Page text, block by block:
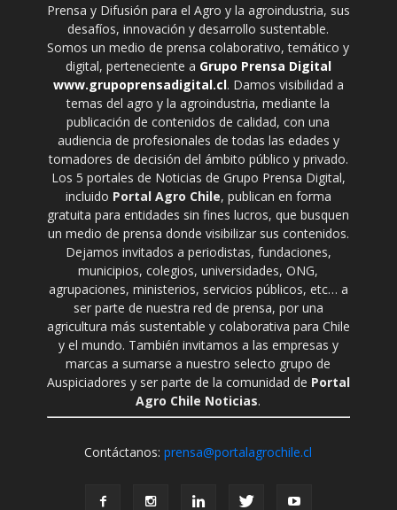
Prensa y Difusión para el Agro y la agroindustria, sus
desafíos, innovación y desarrollo sustentable.
Somos un medio de prensa colaborativo, temático y
digital, perteneciente a Grupo Prensa Digital
www.grupoprensadigital.cl. Damos visibilidad a
temas del agro y la agroindustria, mediante la
publicación de contenidos de calidad, con una
audiencia de profesionales de todas las edades y
tomadores de decisión del ámbito público y privado.
Los 5 portales de Noticias de Grupo Prensa Digital,
incluido Portal Agro Chile, publican en forma
gratuita para entidades sin fines lucros, que busquen
un medio de prensa donde visibilizar sus contenidos.
Dejamos invitados a periodistas, fundaciones,
municipios, colegios, universidades, ONG,
agrupaciones, ministerios, servicios públicos, etc… a
ser parte de nuestra red de prensa, por una
agricultura más sustentable y colaborativa para Chile
y el mundo. También invitamos a las empresas y
marcas a sumarse a nuestro selecto grupo de
Auspiciadores y ser parte de la comunidad de Portal
Agro Chile Noticias.
Contáctanos:prensa@portalagrochile.cl